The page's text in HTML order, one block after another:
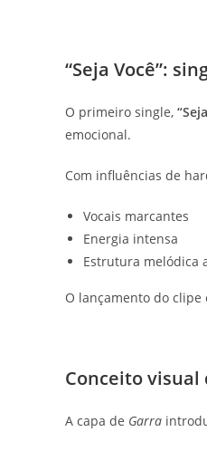
“Seja Você”:
O primeiro single,
emocional.
Com influências de
Vocais marcantes
Energia intensa
Estrutura melódica
O lançamento do
Conceito
A capa de Garra